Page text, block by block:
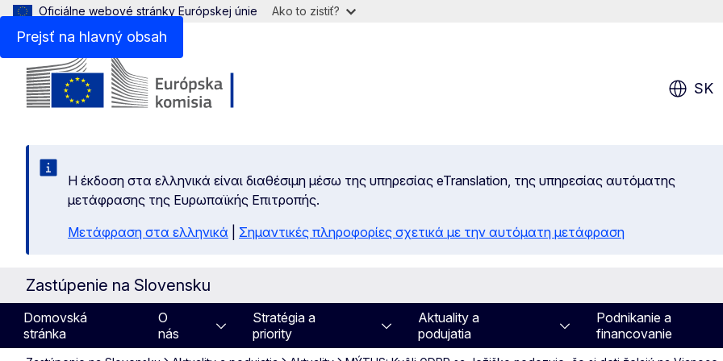
Prejsť na hlavný obsah
Oficiálne webové stránky Európskej únie Ako to zistiť?
SK
Η έκδοση στα ελληνικά είναι διαθέσιμη μέσω της υπηρεσίας eTranslation, της υπηρεσίας αυτόματης
μετάφρασης της Ευρωπαϊκής Επιτροπής.
Μετάφραση στα ελληνικά
Σημαντικές πληροφορίες σχετικά με την αυτόματη μετάφραση
Zastúpenie na Slovensku
Domovská
stránka
O
nás
Stratégia a
priority
Aktuality a
podujatia
Podnikanie a
financovanie